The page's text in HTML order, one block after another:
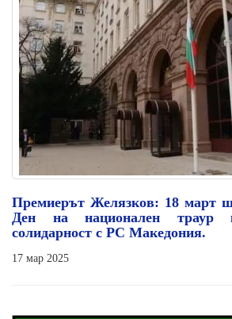
Премиерът Желязков: 18 март
Ден на национален траур
солидарност с РС Македония.
17 мар 2025